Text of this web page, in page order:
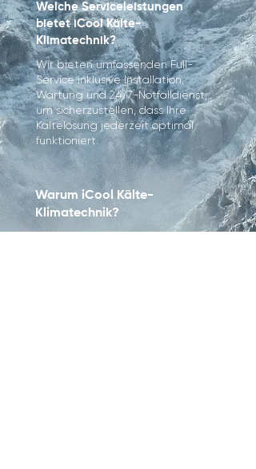
Welche Serviceleistungen
bietet iCool Kälte-
Klimatechnik?
Wir bieten umfassenden Full-
Service inklusive Installation,
Wartung und 24/7-Notfalldienst,
um sicherzustellen, dass Ihre
Kältelösung jederzeit optimal
funktioniert.
Warum iCool Kälte-
Klimatechnik?